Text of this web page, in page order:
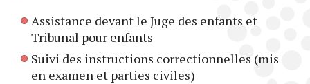
Assistance devant le Juge des enfants et
Tribunal pour enfants
Suivi des instructions correctionnelles (mis
en examen et parties civiles)